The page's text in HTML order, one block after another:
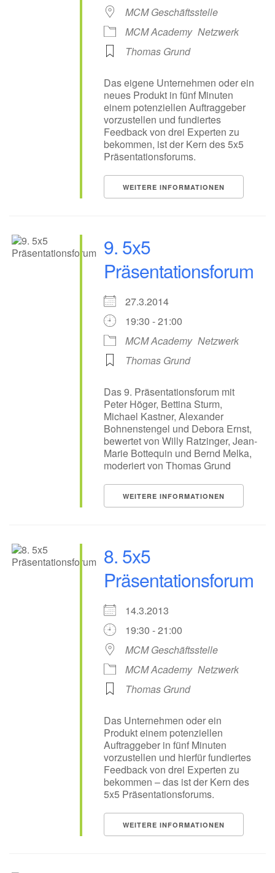
MCM Geschäftsstelle
MCM Academy Netzwerk
Thomas Grund
Das eigene Unternehmen oder ein
neues Produkt in fünf Minuten
einem potenziellen Auftraggeber
vorzustellen und fundiertes
Feedback von drei Experten zu
bekommen, ist der Kern des 5x5
Präsentationsforums.
WEITERE INFORMATIONEN
9. 5x5
Präsentationsforum
27.3.2014
19:30 - 21:00
MCM Academy Netzwerk
Thomas Grund
Das 9. Präsentationsforum mit
Peter Höger, Bettina Sturm,
Michael Kastner, Alexander
Bohnenstengel und Debora Ernst,
bewertet von Willy Ratzinger, Jean-
Marie Bottequin und Bernd Melka,
moderiert von Thomas Grund
WEITERE INFORMATIONEN
8. 5x5
Präsentationsforum
14.3.2013
19:30 - 21:00
MCM Geschäftsstelle
MCM Academy Netzwerk
Thomas Grund
Das Unternehmen oder ein
Produkt einem potenziellen
Auftraggeber in fünf Minuten
vorzustellen und hierfür fundiertes
Feedback von drei Experten zu
bekommen – das ist der Kern des
5x5 Präsentationsforums.
WEITERE INFORMATIONEN